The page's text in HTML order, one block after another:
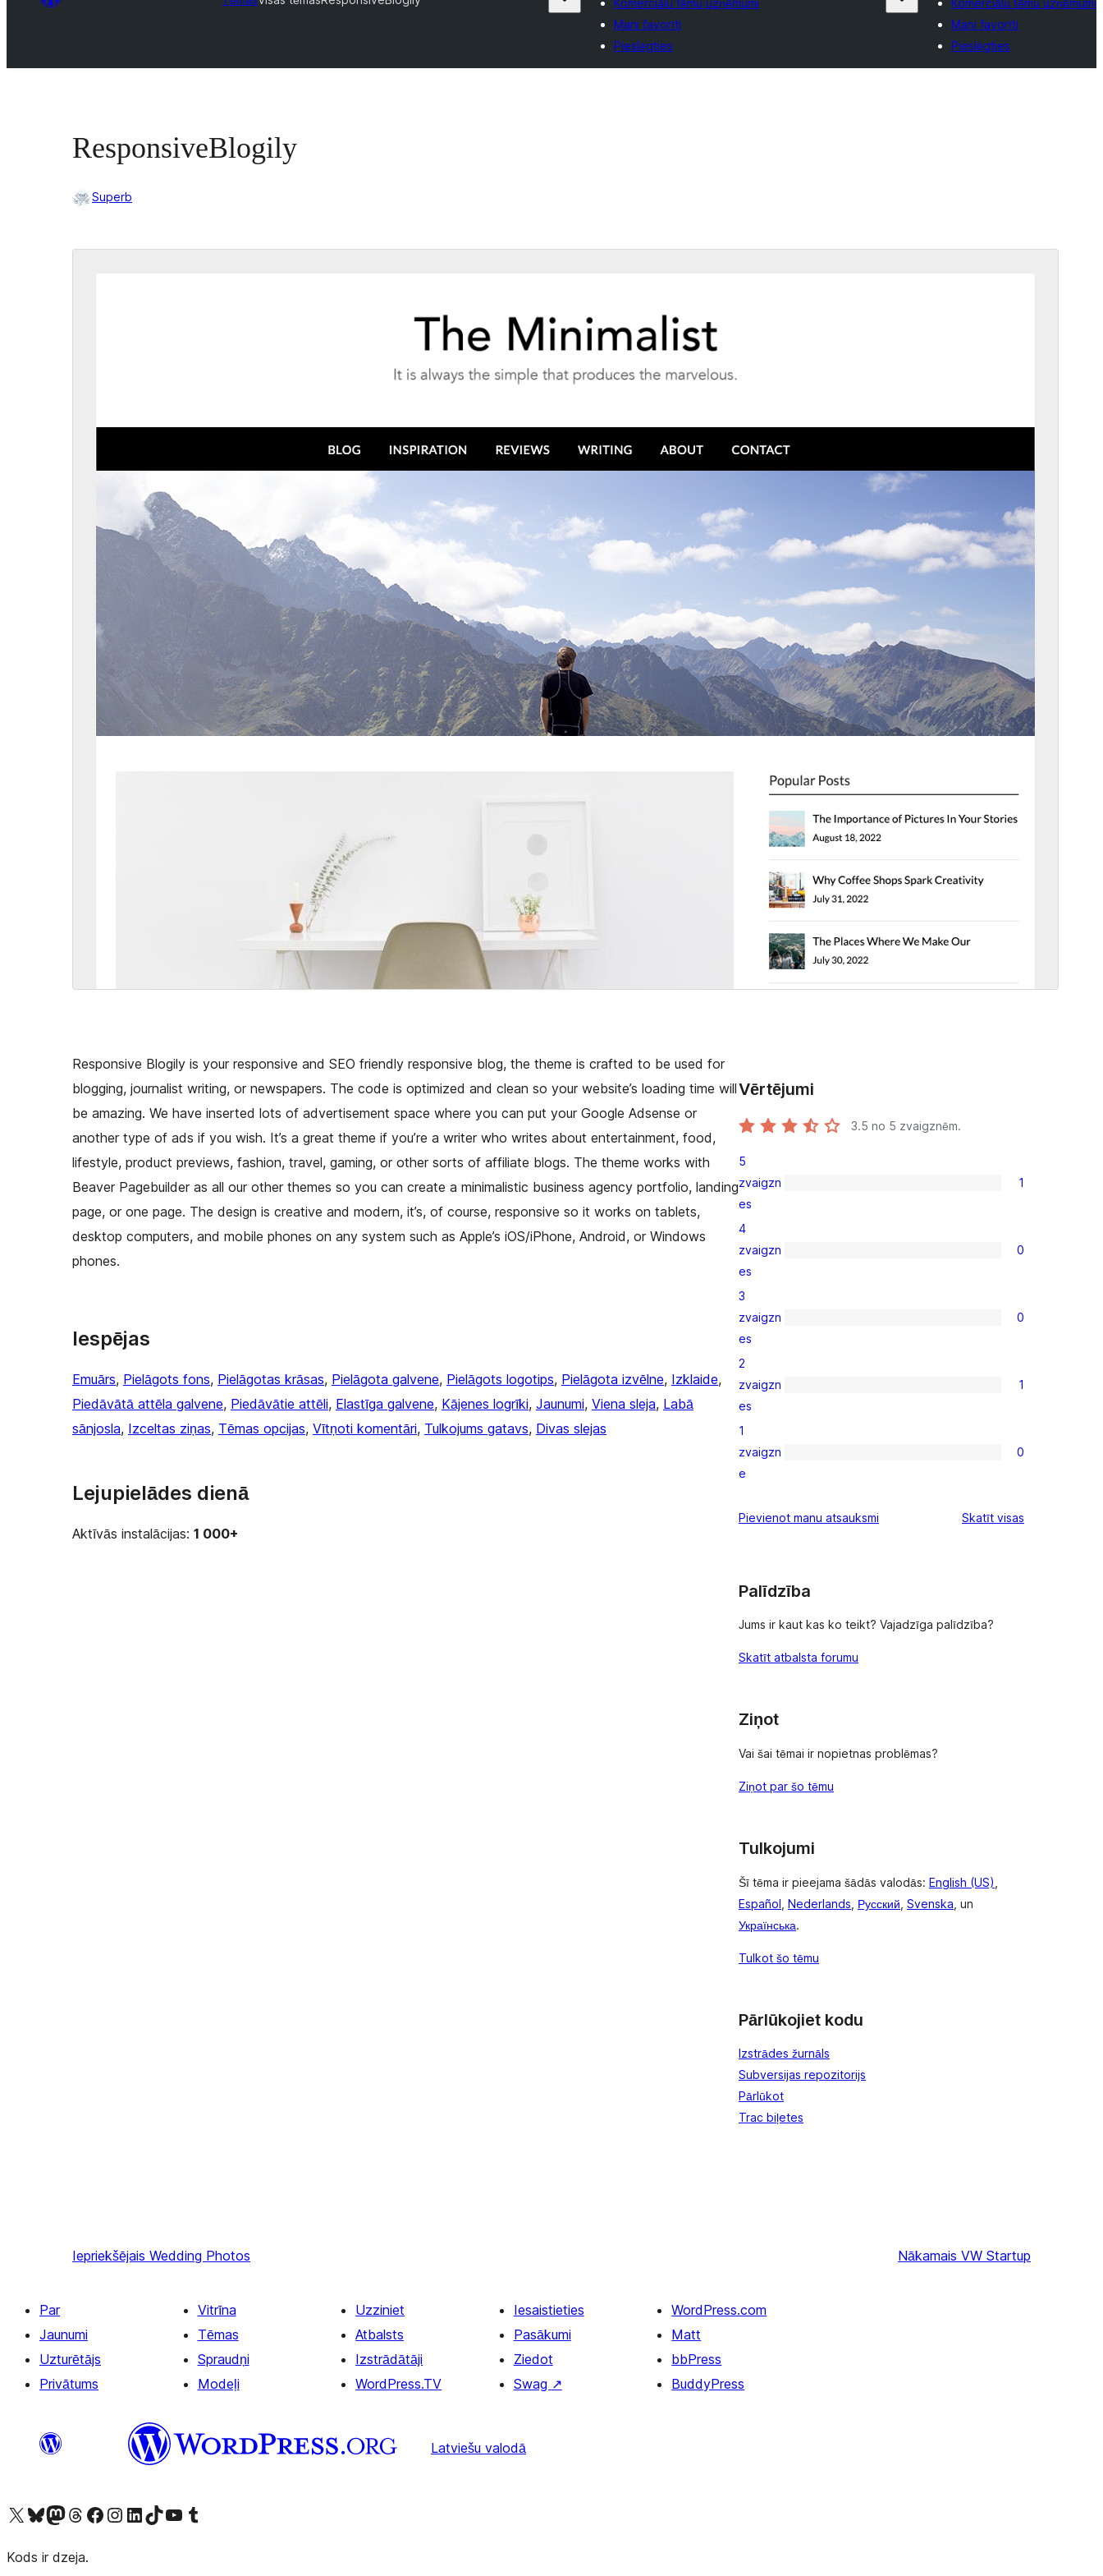
Komerciālu tēmu uzņēmumi
Mani favorīti
Pieslēgties
Komerciālu tēmu uzņēmumi
Mani favorīti
Pieslēgties
ResponsiveBlogily
Superb
PHP versija
4.0
Tēmas sākumlapa
Responsive Blogily is your responsive and SEO friendly responsive blog, the theme is crafted to be used for
blogging, journalist writing, or newspapers. The code is optimized and clean so your website’s loading time will
be amazing. We have inserted lots of advertisement space where you can put your Google Adsense or
another type of ads if you wish. It’s a great theme if you’re a writer who writes about entertainment, food,
lifestyle, product previews, fashion, travel, gaming, or other sorts of affiliate blogs. The theme works with
Beaver Pagebuilder as all our other themes so you can create a minimalistic business agency portfolio, landing
page, or one page. The design is creative and modern, it’s, of course, responsive so it works on tablets,
desktop computers, and mobile phones on any system such as Apple’s iOS/iPhone, Android, or Windows
phones.
Iespējas
Emuārs, Pielāgots fons, Pielāgotas krāsas, Pielāgota galvene, Pielāgots logotips, Pielāgota izvēlne, Izklaide
Piedāvātā attēla galvene, Piedāvātie attēli, Elastīga galvene, Kājenes logrīki, Jaunumi, Viena sleja, Labā
sānjosla, Izceltas ziņas, Tēmas opcijas, Vītņoti komentāri, Tulkojums gatavs, Divas slejas
Lejupielādes dienā
Aktīvās instalācijas: 1 000+
Vērtējumi
3.5 no 5 zvaigznēm.
1
5-
star
review
5
zvaigzn
es
1
0
4-
star
reviews
4
zvaigzn
es
0
0
3-
star
reviews
3
zvaigzn
es
0
1
2-
star
review
2
zvaigzn
es
1
0
1-
reviews
1
zvaigzn
e
0
Pievienot manu atsauksmi Skatīt visas
Palīdzība
Jums ir kaut kas ko teikt? Vajadzīga palīdzība?
Skatīt atbalsta forumu
Ziņot
Vai šai tēmai ir nopietnas problēmas?
Ziņot par šo tēmu
Tulkojumi
Šī tēma ir pieejama šādās valodās: English (US)
Español Nederlands Русский Svenska , un
Українська.
Tulkot šo tēmu
Pārlūkojiet kodu
Izstrādes žurnāls
Subversijas repozitorijs
Pārlūkot
Trac biļetes
Iepriekšējais Wedding Photos Nākamais VW Startup
Par
Jaunumi
Uzturētājs
Privātums
Vitrīna
Tēmas
Spraudņi
Modeļi
Uzziniet
Atbalsts
Izstrādātāji
WordPress.TV
Iesaistieties
Pasākumi
Ziedot
Swag ↗
WordPress.com
Matt
bbPress
BuddyPress
Latviešu valodā
Apmeklējiet mūsu X (agrāk Twitter) kontu
Apmeklējiet mūsu Bluesky kontu
Apmeklējiet mūsu Mastodon kontu
Apmeklējiet mūsu Threads kontu
Apmeklējiet mūsu Facebook lapuApmeklējiet mūsu Instagram kontu
Apmeklējiet mūsu LinkedIn kontu
Apmeklējiet mūsu TikTok kontu
Apmeklējiet mūsu YouTube kanālu
Apmeklējiet mūsu Tumblr kontu
Kods ir dzeja.